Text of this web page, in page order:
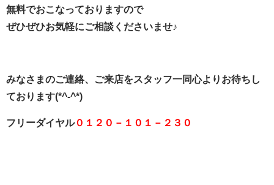
無料でおこなっておりますので
ぜひぜひお気軽にご相談くださいませ♪
みなさまのご連絡、ご来店をスタッフ一同心よりお待ちし
ております(*^-^*)
フリーダイヤル０１２０－１０１－２３０